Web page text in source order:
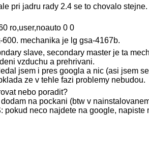
pri jadru rady 2.4 se to chovalo stejne.
ro,user,noauto 0 0
mechanika je lg gsa-4167b.
slave, secondary master je ta
vzduchu a prehrivani.
jsem i pres googla a nic (asi jsem
ze v tehle fazi problemy nebudou.
nebo poradit?
na pockani (btw v
pokud neco najdete na google, napiste